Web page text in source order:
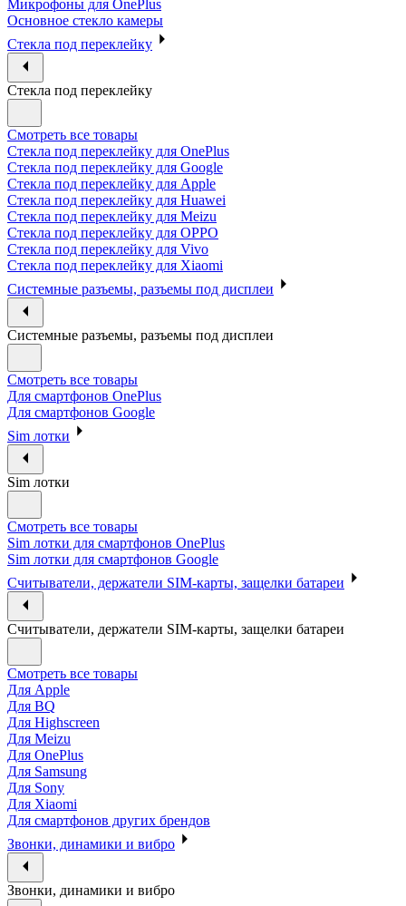
Микрофоны для OnePlus
Основное стекло камеры
Стекла под переклейку
Стекла под переклейку
Смотреть все товары
Стекла под переклейку для OnePlus
Стекла под переклейку для Google
Стекла под переклейку для Apple
Стекла под переклейку для Huawei
Стекла под переклейку для Meizu
Стекла под переклейку для OPPO
Стекла под переклейку для Vivo
Стекла под переклейку для Xiaomi
Системные разъемы, разъемы под дисплеи
Системные разъемы, разъемы под дисплеи
Смотреть все товары
Для смартфонов OnePlus
Для смартфонов Google
Sim лотки
Sim лотки
Смотреть все товары
Sim лотки для смартфонов OnePlus
Sim лотки для смартфонов Google
Считыватели, держатели SIM-карты, защелки батареи
Считыватели, держатели SIM-карты, защелки батареи
Смотреть все товары
Для Apple
Для BQ
Для Highscreen
Для Meizu
Для OnePlus
Для Samsung
Для Sony
Для Xiaomi
Для смартфонов других брендов
Звонки, динамики и вибро
Звонки, динамики и вибро